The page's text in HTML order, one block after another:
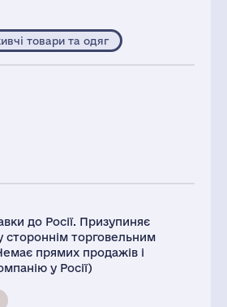
товари та одяг
до Росії. Призупиняє
стороннім торговельним
прямих продажів і
у Росії)